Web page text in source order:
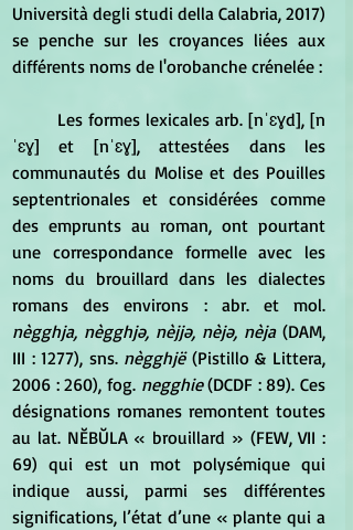
Università degli studi della Calabria, 2017)
se penche sur les croyances liées aux
différents noms de l'orobanche crénelée :
ˈɛɣ] et [nˈɛɣ], attestées dans les
communautés du Molise et des Pouilles
septentrionales et considérées comme
des emprunts au roman, ont pourtant
une correspondance formelle avec les
noms du brouillard dans les dialectes
romans des environs : abr. et mol.
nègghja, nègghjə, nèjjə, nèjə, nèja (DAM,
III : 1277), sns. nègghjë (Pistillo & Littera,
2006 : 260), fog. negghie (DCDF : 89). Ces
désignations romanes remontent toutes
au lat. NĔBŬLA « brouillard » (FEW, VII :
69) qui est un mot polysémique qui
indique aussi, parmi ses différentes
significations, l’état d’une « plante qui a